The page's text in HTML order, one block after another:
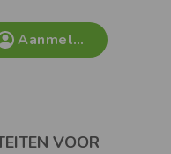
Aanmelden
VOOR